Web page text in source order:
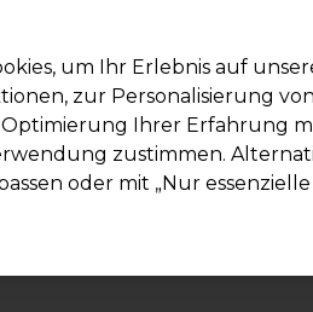
Haare Elektrogeräte
und Lieferzeiten
um Ihr Erlebnis auf
zur Personalisierung
Ihrer Erfahrung
zustimmen.
oder mit „Nur